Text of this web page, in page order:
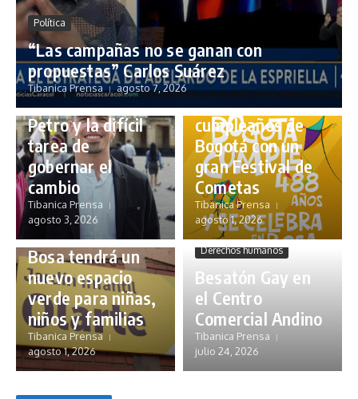
Política
“Las campañas no se ganan con
propuestas” Carlos Suárez
Tibanica Prensa agosto 7, 2026
Opinión
Petro y la difícil
tarea de
gobernar el
cambio
Tibanica Prensa
agosto 3, 2026
Próximos Eventos
Bosa celebrará el
cumpleaños de
Bogotá con un
gran Festival de
Cometas
Tibanica Prensa
agosto 1, 2026
Comunidad
Bosa tendrá un
nuevo espacio
verde para niñas,
niños y familias
Tibanica Prensa
agosto 1, 2026
Derechos humanos
Besatón Gay en
el Centro
Comercial Andino
Tibanica Prensa
julio 24, 2026